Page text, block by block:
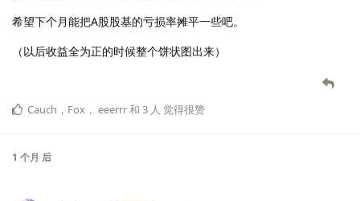
希望下个月能把A股股基的亏损率摊平一些吧。
（以后收益全为正的时候整个饼状图出来）
Cauch ， Fox ， eeerrr和 3 人 觉得很赞
1 个月 后